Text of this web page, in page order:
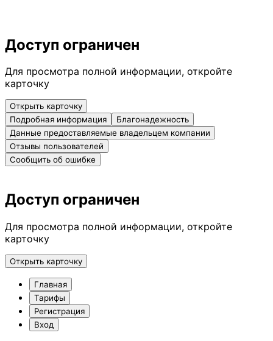
Доступ ограничен
Для просмотра полной информации, откройте
карточку
Открыть карточку
Подробная информация
Благонадежность
Данные предоставляемые владельцем компании
Отзывы пользователей
Сообщить об ошибке
Доступ ограничен
Для просмотра полной информации, откройте
карточку
Открыть карточку
Главная
Тарифы
Регистрация
Вход